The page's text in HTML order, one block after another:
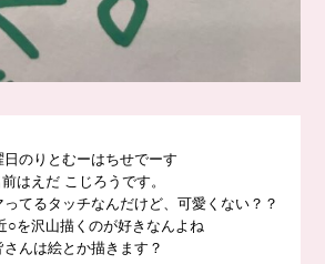
日のりとむーはちせでーす
はえだ こじろうです。
てるタッチなんだけど、可愛くない？？
○を沢山描くのが好きなんよね
さんは絵とか描きます？